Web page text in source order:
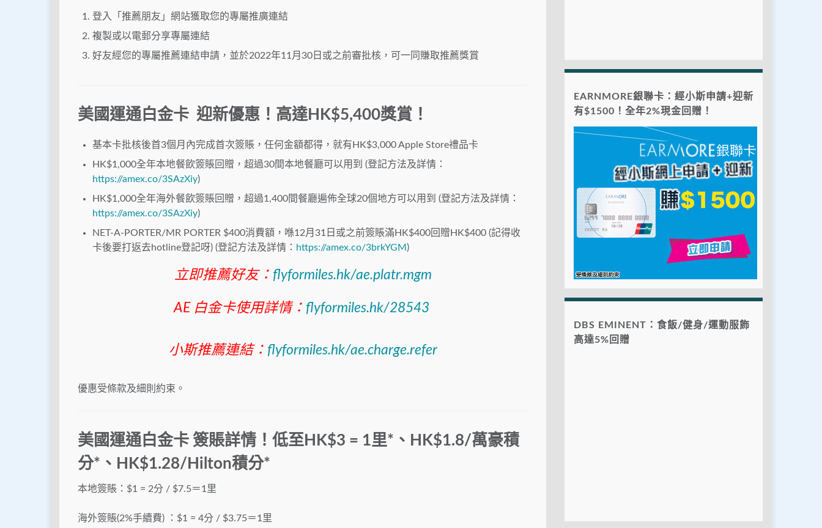
登入「推薦朋友」網站獲取您的專屬推廣連結
複製或以電郵分享專屬連結
好友經您的專屬推薦連結申請，並於2022年11月30日或之前審批核，可一同賺取推薦獎賞
美國運通白金卡 迎新優惠！高達HK$5,400獎賞！
基本卡批核後首3個月內完成首次簽賬，任何金額都得，就有HK$3,000 Apple Store禮品卡
HK$1,000全年本地餐飲簽賬回贈，超過30間本地餐廳可以用到 (登記方法及詳情：
https://amex.co/3SAzXiy)
HK$1,000全年海外餐飲簽賬回贈，超過1,400間餐廳遍佈全球20個地方可以用到 (登記方法及詳情：
https://amex.co/3SAzXiy)
NET-A-PORTER/MR PORTER $400消費額，喺12月31日或之前簽賬滿HK$400回贈HK$400 (記得收
卡後要打返去hotline登記呀) (登記方法及詳情： https://amex.co/3brkYGM )
立即推薦好友： flyformiles.hk/ae.platr.mgm
AE 白金卡使用詳情： flyformiles.hk/28543
小斯推薦連結： flyformiles.hk/ae.charge.refer
優惠受條款及細則約束。
美國運通白金卡 簽賬詳情！低至HK$3 = 1里*、HK$1.8/萬豪積
分*、HK$1.28/Hilton積分*
本地簽賬：$1 = 2分 / $7.5＝1里
海外簽賬(2%手續費) ：$1 = 4分 / $3.75＝1里
EARNMORE銀聯卡：經小斯申請+迎新
有$1500！全年2%現金回贈！
DBS EMINENT：食飯/健身/運動服飾
高達5%回贈